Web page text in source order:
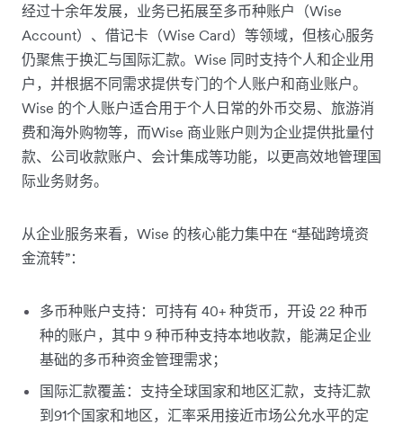
经过十余年发展，业务已拓展至多币种账户（Wise
Account）、借记卡（Wise Card）等领域，但核心服务
仍聚焦于换汇与国际汇款。Wise 同时支持个人和企业用
户，并根据不同需求提供专门的个人账户和商业账户。
Wise 的个人账户适合用于个人日常的外币交易、旅游消
费和海外购物等，而Wise 商业账户则为企业提供批量付
款、公司收款账户、会计集成等功能，以更高效地管理国
际业务财务。
从企业服务来看，Wise 的核心能力集中在 “基础跨境资
金流转”：
多币种账户支持：可持有 40+ 种货币，开设 22 种币
种的账户，其中 9 种币种支持本地收款，能满足企业
基础的多币种资金管理需求；
国际汇款覆盖：支持全球国家和地区汇款，支持汇款
到91个国家和地区，汇率采用接近市场公允水平的定